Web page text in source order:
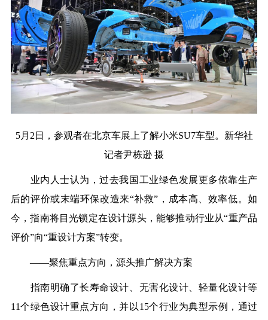
5月2日，参观者在北京车展上了解小米SU7车型。新华社
记者尹栋逊 摄
业内人士认为，过去我国工业绿色发展更多依靠生产
后的评价或末端环保改造来“补救”，成本高、效率低。如
今，指南将目光锁定在设计源头，能够推动行业从“重产品
评价”向“重设计方案”转变。
——聚焦重点方向，源头推广解决方案
指南明确了长寿命设计、无害化设计、轻量化设计等
11个绿色设计重点方向，并以15个行业为典型示例，通过